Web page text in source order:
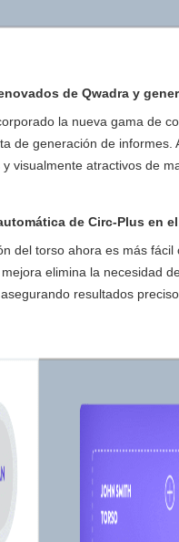
de Qwadra y
la nueva gama de
de generación de
visualmente atractivos de
de Circ-Plus en
del torso ahora es más
mejora elimina la necesidad
resultados